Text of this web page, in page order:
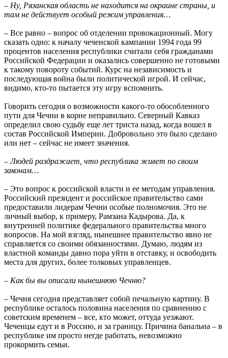
– Ну, Рязанская область не находится на окраине страны, и
там не действует особый режим управления…
– Все равно – вопрос об отделении провокационный. Могу
сказать одно: к началу чеченской кампании 1994 года 99
процентов населения республики считали себя гражданами
Российской Федерации и оказались совершенно не готовыми
к такому повороту событий. Курс на независимость и
последующая война были политической игрой. И сейчас,
видимо, кто-то пытается эту игру вспомнить.
Говорить сегодня о возможности какого-то обособленного
пути для Чечни в корне неправильно. Северный Кавказ
определил свою судьбу еще лет триста назад, когда вошел в
состав Российской Империи. Добровольно это было сделано
или нет – сейчас не имеет значения.
– Людей раздражает, что республика живет по своим
законам…
– Это вопрос к российской власти и ее методам управления.
Российский президент и российское правительство сами
предоставили лидерам Чечни особые полномочия. Это не
личный выбор, к примеру, Рамзана Кадырова. Да, к
внутренней политике федерального правительства много
вопросов. На мой взгляд, нынешнее правительство явно не
справляется со своими обязанностями. Думаю, людям из
властной команды давно пора уйти в отставку, и освободить
места для других, более толковых управленцев.
– Как бы вы описали нынешнюю Чечню?
– Чечня сегодня представляет собой печальную картину. В
республике осталось половина населения по сравнению с
советским временем – все, кто может, оттуда уезжают.
Чеченцы едут и в Россию, и за границу. Причина банальна – в
республике им просто негде работать, невозможно
прокормить семьи.